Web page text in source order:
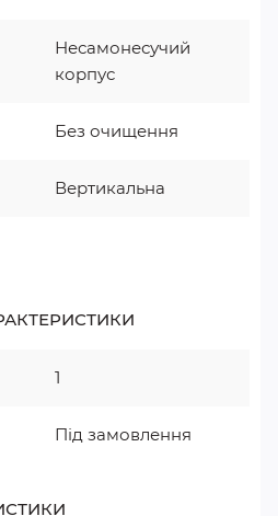
Несамонесучий
корпус
Без очищення
Вертикальна
1
Під замовлення